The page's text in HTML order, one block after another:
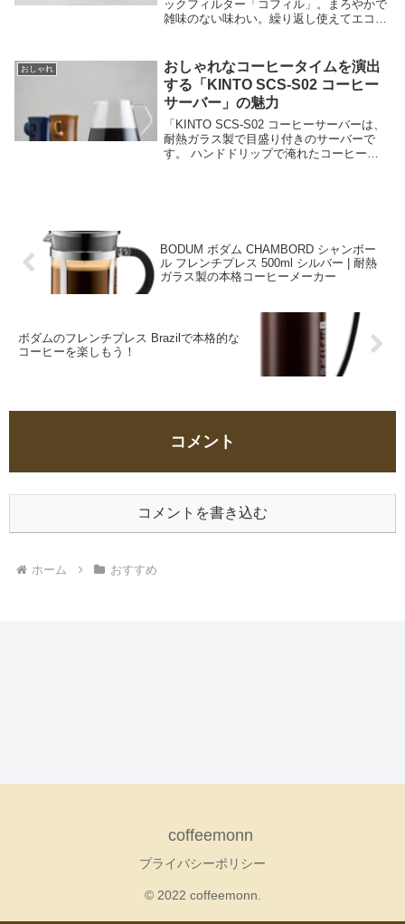
ックフィルター「コフィル」。まろやかで
雑味のない味わい。繰り返し使えてエコ＆
おしゃれ
おしゃれなコーヒータイムを演出
する「KINTO SCS-S02 コーヒー
サーバー」の魅力
「KINTO SCS-S02 コーヒーサーバーは、
耐熱ガラス製で目盛り付きのサーバーで
す。 ハンドドリップで淹れたコーヒーを
BODUM ボダム CHAMBORD シャンボー
ル フレンチプレス 500ml シルバー | 耐熱
ガラス製の本格コーヒーメーカー
ボダムのフレンチプレス Brazilで本格的な
コーヒーを楽しもう！
コメント
コメントを書き込む
ホーム おすすめ
coffeemonn
プライバシーポリシー
© 2022 coffeemonn.